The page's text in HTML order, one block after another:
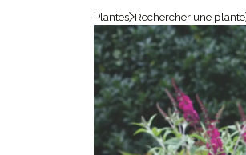
Plantes Rechercher une plante